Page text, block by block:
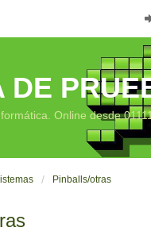
DE
Online desde
Pinballs/otras